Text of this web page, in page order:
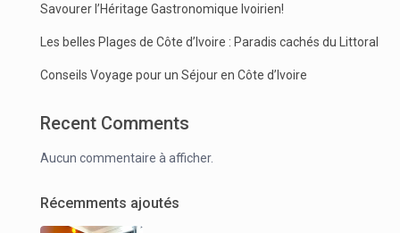
Savourer l’Héritage Gastronomique Ivoirien!
Les belles Plages de Côte d’Ivoire : Paradis cachés du Littoral
Conseils Voyage pour un Séjour en Côte d’Ivoire
Recent Comments
Aucun commentaire à afficher.
Récemments ajoutés